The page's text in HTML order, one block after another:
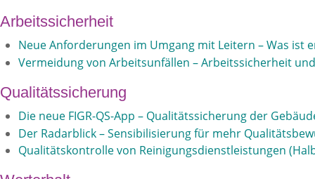
Arbeitssicherheit
Neue Anforderungen im Umgang mit Leitern – Was ist
Vermeidung von Arbeitsunfällen – Arbeitssicherheit
Qualitätssicherung
Die neue FIGR-QS-App – Qualitätssicherung der
Der Radarblick – Sensibilisierung für mehr
Qualitätskontrolle von Reinigungsdienstleistungen